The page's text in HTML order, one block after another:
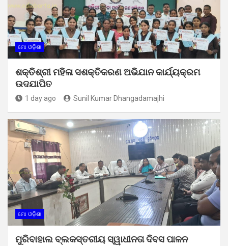
ମୋ ଓଡ଼ିଶା
ଶକ୍ତିଶ୍ରୀ ମହିଳା ସଶକ୍ତିକରଣ ଅଭିଯାନ କାର୍ଯ୍ୟକ୍ରମ
ଉଦଯାପିତ
1 day ago Sunil Kumar Dhangadamajhi
ମୋ ଓଡ଼ିଶା
ମୁରିବାହାଲ ବ୍ଲକସ୍ତରୀୟ ସ୍ୱାଧୀନତା ଦିବସ ପାଳନ